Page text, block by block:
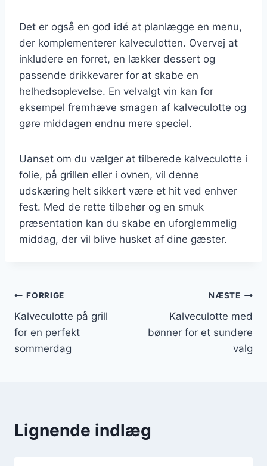
Det er også en god idé at planlægge en menu,
der komplementerer kalveculotten. Overvej at
inkludere en forret, en lækker dessert og
passende drikkevarer for at skabe en
helhedsoplevelse. En velvalgt vin kan for
eksempel fremhæve smagen af kalveculotte og
gøre middagen endnu mere speciel.
Uanset om du vælger at tilberede kalveculotte i
folie, på grillen eller i ovnen, vil denne
udskæring helt sikkert være et hit ved enhver
fest. Med de rette tilbehør og en smuk
præsentation kan du skabe en uforglemmelig
middag, der vil blive husket af dine gæster.
Indlægsnavigation
FORRIGE
Kalveculotte på grill
for en perfekt
sommerdag
NÆSTE
Kalveculotte med
bønner for et sundere
valg
Lignende indlæg